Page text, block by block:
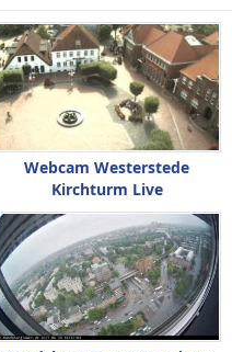
Webcam Westerstede
Kirchturm Live